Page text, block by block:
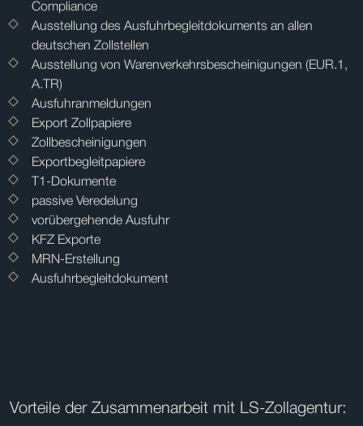
Compliance
Ausstellung des Ausfuhrbegleitdokuments an allen
deutschen Zollstellen
Ausstellung von Warenverkehrsbescheinigungen (EUR.1,
A.TR)
Ausfuhranmeldungen
Export Zollpapiere
Zollbescheinigungen
Exportbegleitpapiere
T1-Dokumente
passive Veredelung
vorübergehende Ausfuhr
KFZ Exporte
MRN-Erstellung
Ausfuhrbegleitdokument
Vorteile der Zusammenarbeit mit LS-Zollagentur: